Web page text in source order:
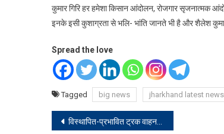
कुमार गिरि हर हमेशा किसान आंदोलन, रोजगार सृजनात्मक
इनके इसी कुशाग्रता से भलि- भांति जानते भी है और शैलेश
Spread the love
Tagged big news jharkhand latest news
Post
विस्थापित-प्रभावित ट्रक वाहन मालिकों ने वसूली का किया खंडन